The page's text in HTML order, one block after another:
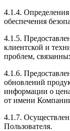
4.1.4.
обеспечения
4.1.5.
клиентской и
проблем,
4.1.6.
обновлений
информации о
от имени
4.1.7.
Пользователя.